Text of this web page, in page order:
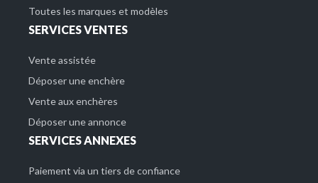
Toutes les marques et modèles
SERVICES VENTES
Vente assistée
Déposer une enchère
Vente aux enchères
Déposer une annonce
SERVICES ANNEXES
Paiement via un tiers de confiance